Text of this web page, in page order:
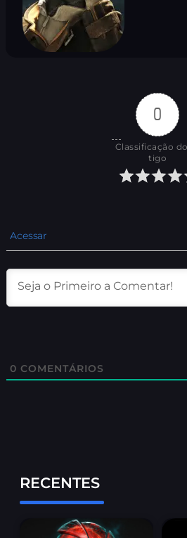
0
Classificação
tigo
Acessar
0 COMENTÁRIOS
RECENTES